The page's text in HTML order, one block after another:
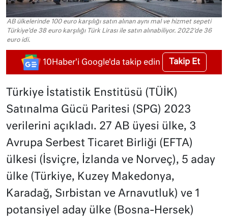
AB ülkelerinde 100 euro karşılığı satın alınan aynı mal ve hizmet sepeti
Türkiye'de 38 euro karşılığı Türk Lirası ile satın alınabiliyor. 2022'de 36
euro idi.
10Haber'i Google'da takip edin Takip Et
Türkiye İstatistik Enstitüsü (TÜİK)
Satınalma Gücü Paritesi (SPG) 2023
verilerini açıkladı. 27 AB üyesi ülke, 3
Avrupa Serbest Ticaret Birliği (EFTA)
ülkesi (İsviçre, İzlanda ve Norveç), 5 aday
ülke (Türkiye, Kuzey Makedonya,
Karadağ, Sırbistan ve Arnavutluk) ve 1
potansiyel aday ülke (Bosna-Hersek)